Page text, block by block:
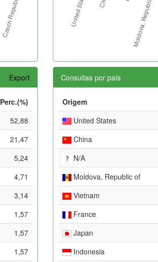
Export
Perc.(%)
52,88
21,47
5,24
4,71
3,14
1,57
1,57
1,57
Consultas por país
Origem
United States
China
N/A
Moldova, Republic of
Vietnam
France
Japan
Indonesia